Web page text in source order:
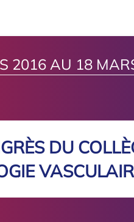
2016 AU 18
DU